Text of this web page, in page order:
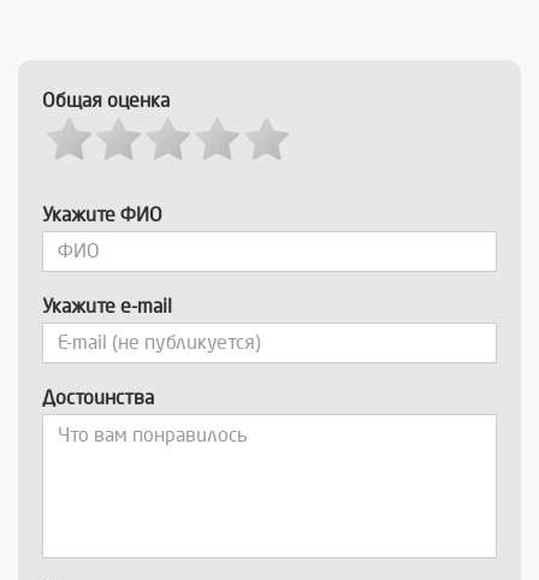
Общая оценка
Укажите ФИО
Укажите e-mail
Достоинства